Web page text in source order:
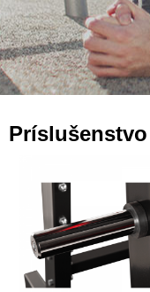
Príslušenstvo